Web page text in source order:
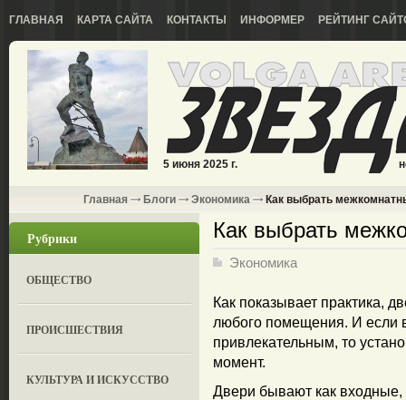
ГЛАВНАЯ КАРТА САЙТА КОНТАКТЫ ИНФОРМЕР РЕЙТИНГ
5 июня 2025 г.
Главная Блоги Экономика Как выбрать
Рубрики
ОБЩЕСТВО
ПРОИСШЕСТВИЯ
КУЛЬТУРА И ИСКУССТВО
Как выбрать
Экономика
Как показывает практика,
любого помещения. И если
привлекательным, то
момент.
Двери бывают как